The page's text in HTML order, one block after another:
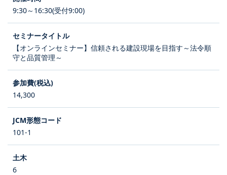
9:30～16:30(受付9:00)
【オンラインセミナー】信頼される建設現場を目指す～法令順
守と品質管理～
14,300
101-1
6